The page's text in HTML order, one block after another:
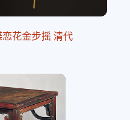
花金步摇 清代